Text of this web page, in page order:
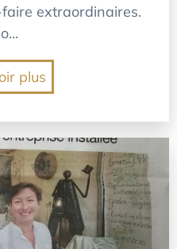
extraordinaires.
plus